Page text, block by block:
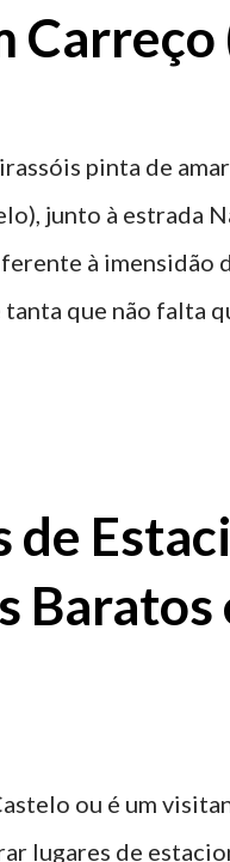
Carreço
pinta de
junto à estrada
à imensidão
que não falta
de
Baratos
ou é um
lugares de